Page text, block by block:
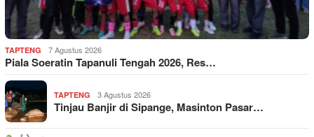
TAPTENG 7 Agustus 2026
Piala Soeratin Tapanuli Tengah 2026, Res…
TAPTENG 3 Agustus 2026
Tinjau Banjir di Sipange, Masinton Pasar…